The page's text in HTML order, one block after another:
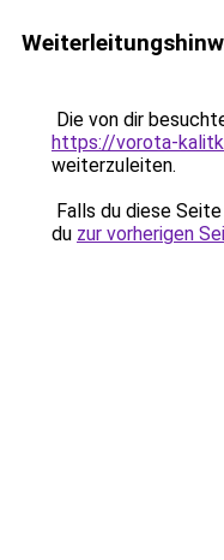
Die von dir
https://vorota-
weiterzuleiten.
Falls du diese
du zur vorherigen